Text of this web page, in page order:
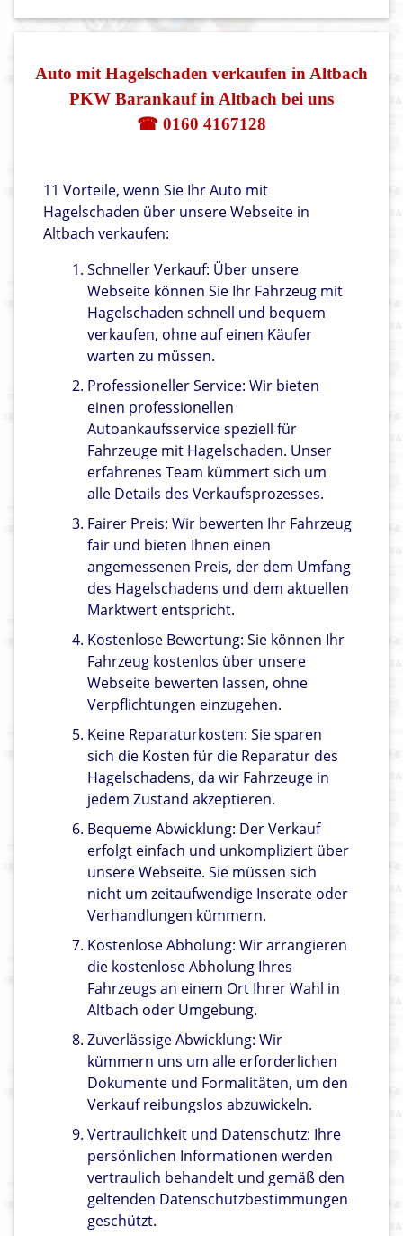
Auto mit Hagelschaden verkaufen in Altbach
PKW Barankauf in Altbach bei uns
☎ 0160 4167128
11 Vorteile, wenn Sie Ihr Auto mit
Hagelschaden über unsere Webseite in
Altbach verkaufen:
Schneller Verkauf: Über unsere
Webseite können Sie Ihr Fahrzeug mit
Hagelschaden schnell und bequem
verkaufen, ohne auf einen Käufer
warten zu müssen.
Professioneller Service: Wir bieten
einen professionellen
Autoankaufsservice speziell für
Fahrzeuge mit Hagelschaden. Unser
erfahrenes Team kümmert sich um
alle Details des Verkaufsprozesses.
Fairer Preis: Wir bewerten Ihr Fahrzeug
fair und bieten Ihnen einen
angemessenen Preis, der dem Umfang
des Hagelschadens und dem aktuellen
Marktwert entspricht.
Kostenlose Bewertung: Sie können Ihr
Fahrzeug kostenlos über unsere
Webseite bewerten lassen, ohne
Verpflichtungen einzugehen.
Keine Reparaturkosten: Sie sparen
sich die Kosten für die Reparatur des
Hagelschadens, da wir Fahrzeuge in
jedem Zustand akzeptieren.
Bequeme Abwicklung: Der Verkauf
erfolgt einfach und unkompliziert über
unsere Webseite. Sie müssen sich
nicht um zeitaufwendige Inserate oder
Verhandlungen kümmern.
Kostenlose Abholung: Wir arrangieren
die kostenlose Abholung Ihres
Fahrzeugs an einem Ort Ihrer Wahl in
Altbach oder Umgebung.
Zuverlässige Abwicklung: Wir
kümmern uns um alle erforderlichen
Dokumente und Formalitäten, um den
Verkauf reibungslos abzuwickeln.
Vertraulichkeit und Datenschutz: Ihre
persönlichen Informationen werden
vertraulich behandelt und gemäß den
geltenden Datenschutzbestimmungen
geschützt.